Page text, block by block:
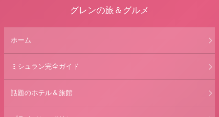
グレンの旅＆グルメ
ホーム
ミシュラン完全ガイド
話題のホテル＆旅館